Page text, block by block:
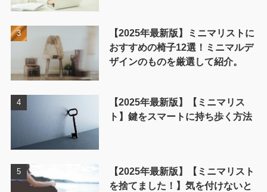
【2025年最新版】ミニマリストに
おすすめの椅子12選！ミニマルデ
ザインのものを厳選して紹介。
【2025年最新版】【ミニマリス
ト】鍵をスマートに持ち歩く方法
【2025年最新版】【ミニマリスト
を捨てました！】気を付けないと